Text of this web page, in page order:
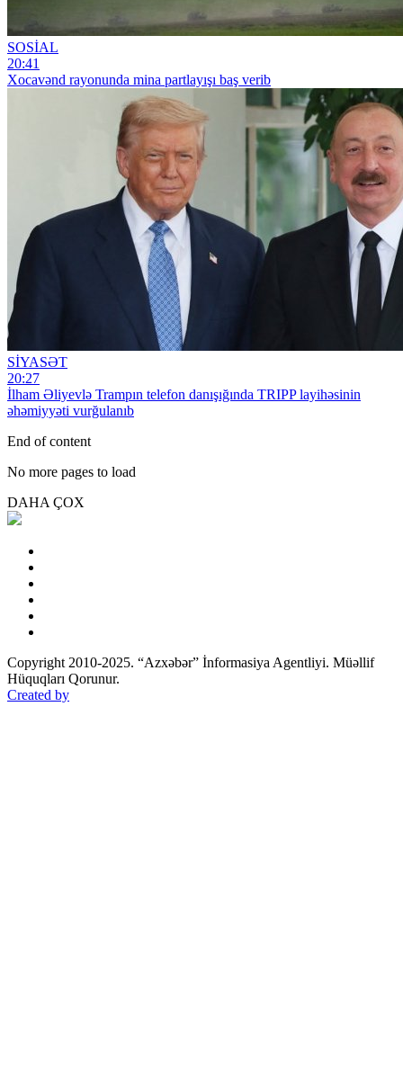
SOSİAL
20:41
Xocavənd rayonunda mina partlayışı baş verib
SİYASƏT
20:27
İlham Əliyevlə Trampın telefon danışığında TRIPP layihəsinin
əhəmiyyəti vurğulanıb
End of content
No more pages to load
DAHA ÇOX
Copyright 2010-2025. “Azxəbər” İnformasiya Agentliyi. Müəllif
Hüquqları Qorunur.
Created by